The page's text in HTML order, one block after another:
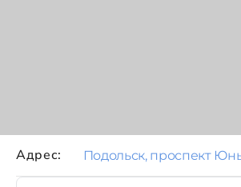
Адрес: Подольск, проспект